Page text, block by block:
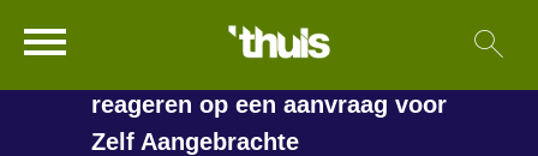
Naar de homepage
Ga naar Hoofd
langer duren voordat we
reageren op een aanvraag voor
Zelf Aangebrachte